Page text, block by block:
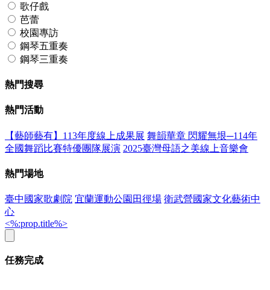
歌仔戲
芭蕾
校園專訪
鋼琴五重奏
鋼琴三重奏
熱門搜尋
熱門活動
【藝師藝有】113年度線上成果展 舞韻華章 閃耀無垠─114年
全國舞蹈比賽特優團隊展演 2025臺灣母語之美線上音樂會
熱門場地
臺中國家歌劇院 宜蘭運動公園田徑場 衛武營國家文化藝術中
心
<%:prop.title%>
任務完成